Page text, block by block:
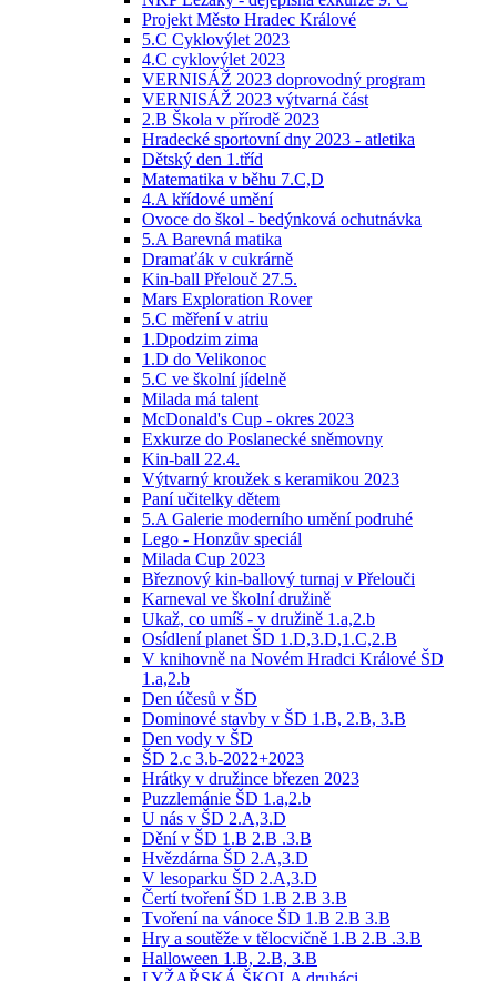
Projekt Město Hradec Králové
5.C Cyklovýlet 2023
4.C cyklovýlet 2023
VERNISÁŽ 2023 doprovodný program
VERNISÁŽ 2023 výtvarná část
2.B Škola v přírodě 2023
Hradecké sportovní dny 2023 - atletika
Dětský den 1.tříd
Matematika v běhu 7.C,D
4.A křídové umění
Ovoce do škol - bedýnková ochutnávka
5.A Barevná matika
Dramaťák v cukrárně
Kin-ball Přelouč 27.5.
Mars Exploration Rover
5.C měření v atriu
1.Dpodzim zima
1.D do Velikonoc
5.C ve školní jídelně
Milada má talent
McDonald's Cup - okres 2023
Exkurze do Poslanecké sněmovny
Kin-ball 22.4.
Výtvarný kroužek s keramikou 2023
Paní učitelky dětem
5.A Galerie moderního umění podruhé
Lego - Honzův speciál
Milada Cup 2023
Březnový kin-ballový turnaj v Přelouči
Karneval ve školní družině
Ukaž, co umíš - v družině 1.a,2.b
Osídlení planet ŠD 1.D,3.D,1.C,2.B
V knihovně na Novém Hradci Králové ŠD
1.a,2.b
Den účesů v ŠD
Dominové stavby v ŠD 1.B, 2.B, 3.B
Den vody v ŠD
ŠD 2.c 3.b-2022+2023
Hrátky v družince březen 2023
Puzzlemánie ŠD 1.a,2.b
U nás v ŠD 2.A,3.D
Dění v ŠD 1.B 2.B .3.B
Hvězdárna ŠD 2.A,3.D
V lesoparku ŠD 2.A,3.D
Čertí tvoření ŠD 1.B 2.B 3.B
Tvoření na vánoce ŠD 1.B 2.B 3.B
Hry a soutěže v tělocvičně 1.B 2.B .3.B
Halloween 1.B, 2.B, 3.B